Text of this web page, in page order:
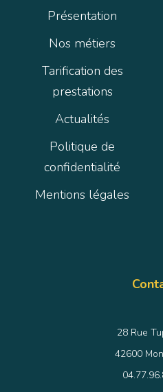
Présentation
Nos métiers
Tarification des
prestations
Actualités
Politique de
confidentialité
Mentions légales
28 Rue
42600